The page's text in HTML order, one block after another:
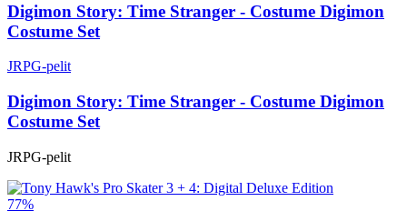
Digimon Story: Time Stranger - Costume Digimon
Costume Set
JRPG-pelit
Digimon Story: Time Stranger - Costume Digimon
Costume Set
JRPG-pelit
77%